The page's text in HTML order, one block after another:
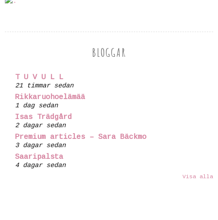
BLOGGAR
T U V U L L
21 timmar sedan
Rikkaruohoelämää
1 dag sedan
Isas Trädgård
2 dagar sedan
Premium articles – Sara Bäckmo
3 dagar sedan
Saaripalsta
4 dagar sedan
Visa alla